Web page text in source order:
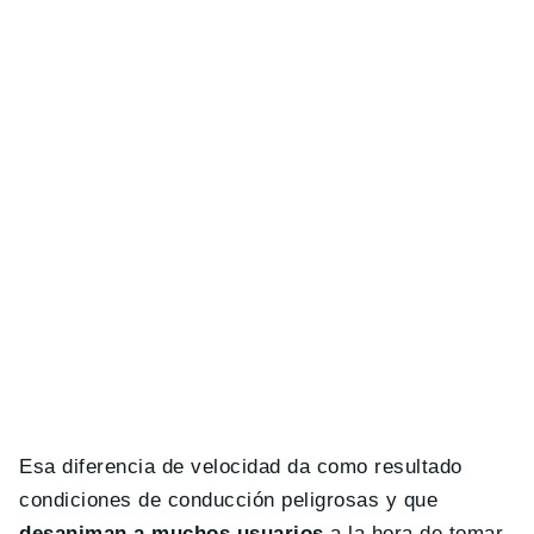
Esa diferencia de velocidad da como resultado
condiciones de conducción peligrosas y que